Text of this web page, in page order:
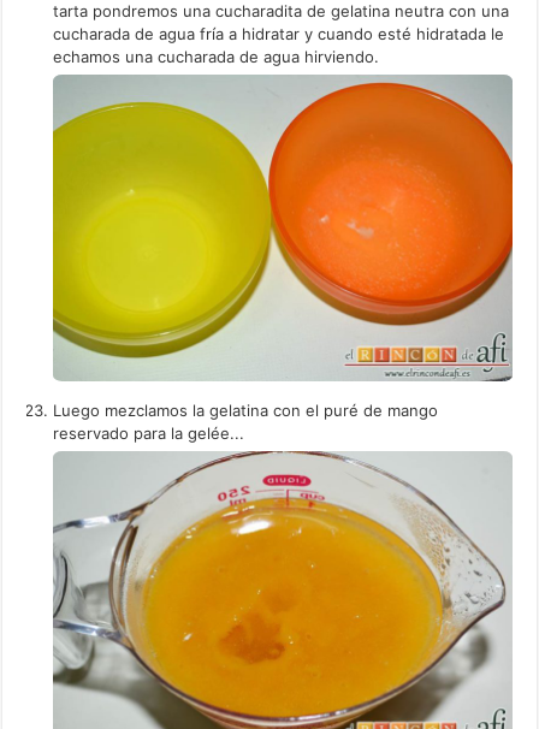
tarta pondremos una cucharadita de gelatina neutra con una
cucharada de agua fría a hidratar y cuando esté hidratada le
echamos una cucharada de agua hirviendo.
Luego mezclamos la gelatina con el puré de mango
reservado para la gelée...